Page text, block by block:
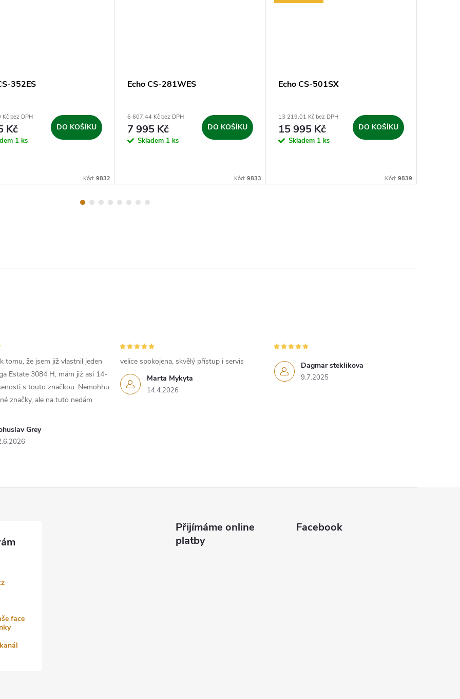
352ES
bez DPH
Kč
1 ks
DO KOŠÍKU
Kód: 9832
Echo CS-281WES
6 607,44 Kč bez DPH
7 995 Kč
Skladem 1 ks
DO KOŠÍKU
Kód: 9833
Echo CS-501SX
13 219,01 Kč bez DPH
15 995 Kč
Skladem 1 ks
DO KOŠÍKU
Kód: 9839
Grey
tomu, že jsem již vlastnil jeden
Estate 3084 H, mám již asi 14-
s touto značkou. Nemohhu
značky, ale na tuto nedám
Marta Mykyta
14.4.2026
velice spokojena, skvělý přístup i servis Dagmar steklikova
9.7.2025
face
Přijímáme online
platby
Facebook